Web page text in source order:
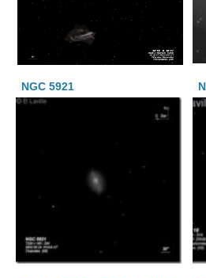
NGC 5921